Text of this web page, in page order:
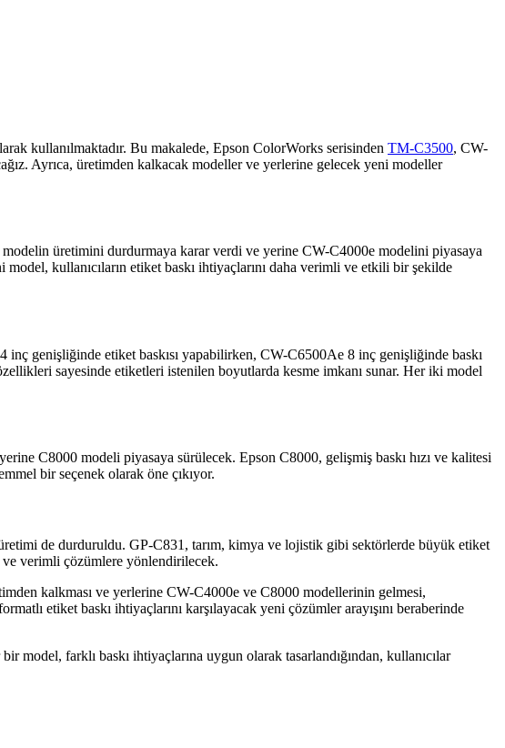
kullanılmaktadır. Bu makalede, Epson ColorWorks serisinden TM-C3500, CW-
Ayrıca, üretimden kalkacak modeller ve yerlerine gelecek yeni modeller
üretimini durdurmaya karar verdi ve yerine CW-C4000e modelini piyasaya
kullanıcıların etiket baskı ihtiyaçlarını daha verimli ve etkili bir şekilde
genişliğinde etiket baskısı yapabilirken, CW-C6500Ae 8 inç genişliğinde baskı
sayesinde etiketleri istenilen boyutlarda kesme imkanı sunar. Her iki model
C8000 modeli piyasaya sürülecek. Epson C8000, gelişmiş baskı hızı ve kalitesi
bir seçenek olarak öne çıkıyor.
de durduruldu. GP-C831, tarım, kimya ve lojistik gibi sektörlerde büyük etiket
ve verimli çözümlere yönlendirilecek.
kalkması ve yerlerine CW-C4000e ve C8000 modellerinin gelmesi,
etiket baskı ihtiyaçlarını karşılayacak yeni çözümler arayışını beraberinde
farklı baskı ihtiyaçlarına uygun olarak tasarlandığından, kullanıcılar